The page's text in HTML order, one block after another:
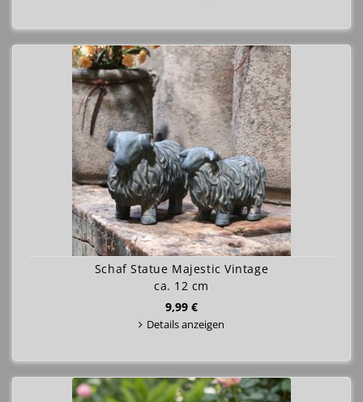
Schaf Statue Majestic Vintage
ca. 12 cm
9,99 €
Details anzeigen